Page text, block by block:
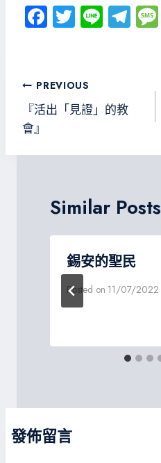
Fa
ce
o
ok
T
wi
er
Li
ne
Te
le
文
章
導
覽
PREVIOUS
『活出「見證」的教
會』
Similar Posts
錫安的聖民
Posted on 11/07/2022
發佈留言